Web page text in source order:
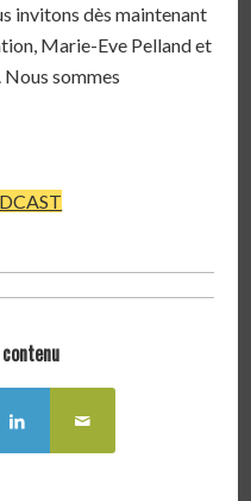
invitons dès maintenant
Marie-Eve Pelland et
sommes